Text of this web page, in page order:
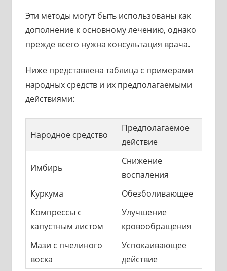
Эти методы могут быть использованы как
дополнение к основному лечению, однако
прежде всего нужна консультация врача.
Ниже представлена таблица с примерами
народных средств и их предполагаемыми
действиями:
Народное средство
Предполагаемое
действие
Имбирь
Снижение
воспаления
Куркума
Обезболивающее
Компрессы с
капустным листом
Улучшение
кровообращения
Мази с пчелиного
воска
Успокаивающее
действие